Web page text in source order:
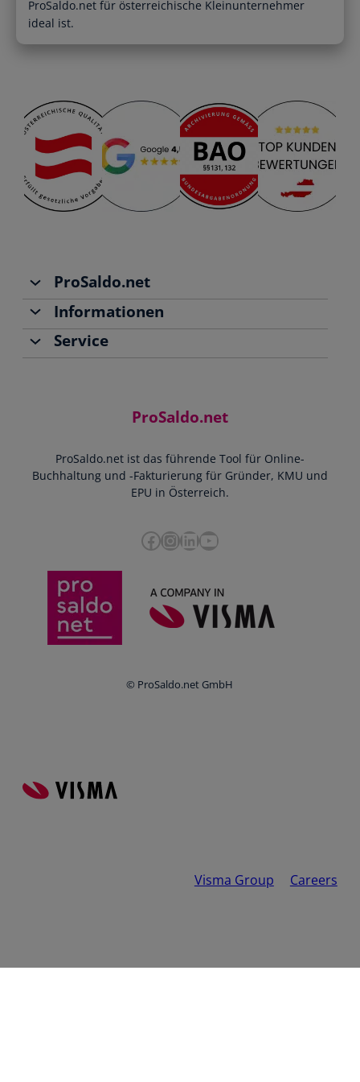
Übersicht & Infos
Übersichtliche Entscheidungshilfen
Registrierte Steuerberater und
ProSaldo.net für österreichische Kleinunternehmer
ideal ist.
ProSaldo.net
Über uns
Team
Jobs
Presse
Datenschutz
Informationen
Buchhaltung
Doppelte Buchführung
Bankdatenimport
Zusammenarbeit mit Steuerberater
e-Rechnung an den Bund
Service
Blog
Ratgeber
Newsletter
ProSaldo.net
ProSaldo.net ist das führende Tool für Online-
Buchhaltung und -Fakturierung für Gründer, KMU und
EPU in Österreich.
Facebook InstagramLinkedIn YouTube
© ProSaldo.net GmbH
Visma Group Careers